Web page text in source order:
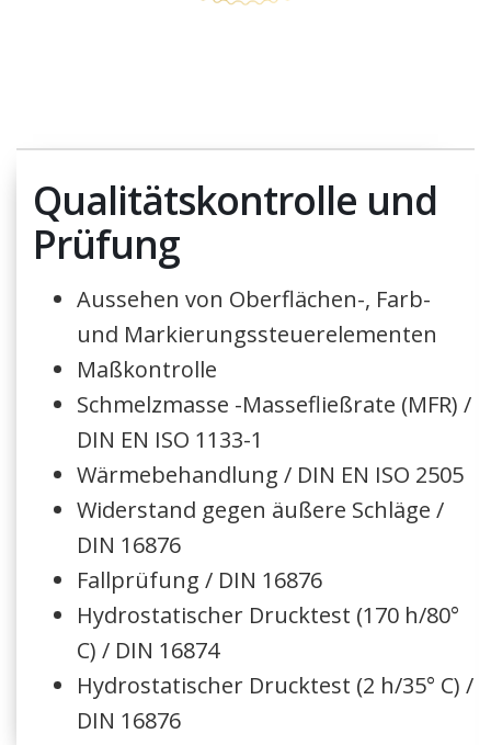
Qualitätskontrolle und
Prüfung
Aussehen von Oberflächen-, Farb-
und Markierungssteuerelementen
Maßkontrolle
Schmelzmasse -Massefließrate (MFR) /
DIN EN ISO 1133-1
Wärmebehandlung / DIN EN ISO 2505
Widerstand gegen äußere Schläge /
DIN 16876
Fallprüfung / DIN 16876
Hydrostatischer Drucktest (170 h/80°
C) / DIN 16874
Hydrostatischer Drucktest (2 h/35° C) /
DIN 16876